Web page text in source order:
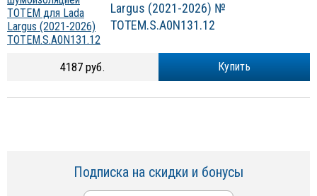
Largus (2021-2026) №
TOTEM.S.A0N131.12
Купить
4187 руб.
Подписка на скидки и бонусы